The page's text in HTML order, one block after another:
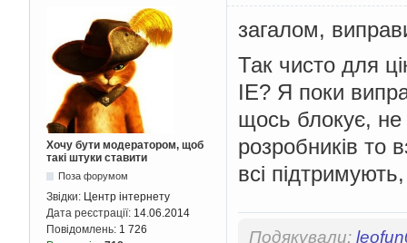
Хочу бути модератором, щоб
такі штуки ставити
Поза форумом
Звідки: Центр інтернету
Дата реєстрації: 14.06.2014
Повідомлень: 1 726
загалом,
Так чисто для
IE? Я поки
щось блокує,
розробників то
всі
Подякували: